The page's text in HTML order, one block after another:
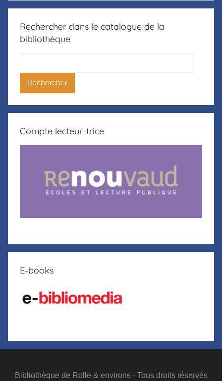
Rechercher dans le catalogue de la
bibliothèque
Compte lecteur-trice
E-books
Bibliothèque de Rolle & environs - Tous droits réservés